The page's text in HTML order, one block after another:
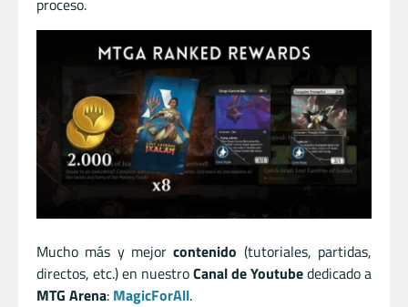
proceso.
Mucho más y mejorcontenido (tutoriales, partidas,
directos, etc.) en nuestroCanal de Youtubededicado a
MTG Arena: MagicForAll.